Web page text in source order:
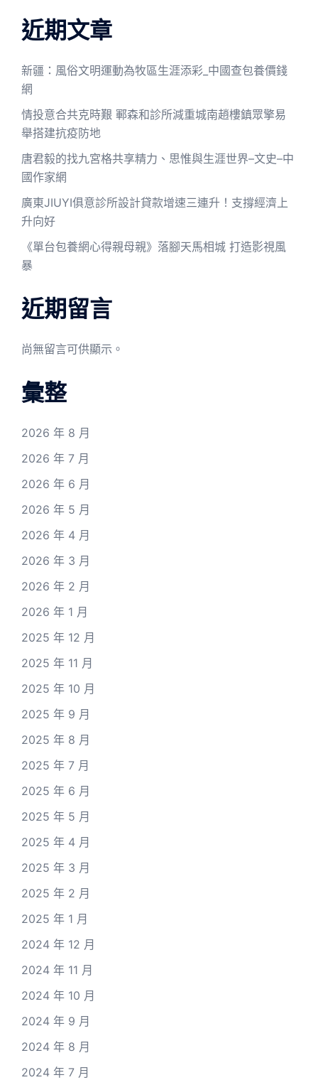
近期文章
新疆：風俗文明運動為牧區生涯添彩_中國查包養價錢
網
情投意合共克時艱 鄆森和診所減重城南趙樓鎮眾擎易
舉搭建抗疫防地
唐君毅的找九宮格共享精力、思惟與生涯世界–文史–中
國作家網
廣東JIUYI俱意診所設計貸款增速三連升！支撐經濟上
升向好
《單台包養網心得親母親》落腳天馬相城 打造影視風
暴
近期留言
尚無留言可供顯示。
彙整
2026 年 8 月
2026 年 7 月
2026 年 6 月
2026 年 5 月
2026 年 4 月
2026 年 3 月
2026 年 2 月
2026 年 1 月
2025 年 12 月
2025 年 11 月
2025 年 10 月
2025 年 9 月
2025 年 8 月
2025 年 7 月
2025 年 6 月
2025 年 5 月
2025 年 4 月
2025 年 3 月
2025 年 2 月
2025 年 1 月
2024 年 12 月
2024 年 11 月
2024 年 10 月
2024 年 9 月
2024 年 8 月
2024 年 7 月